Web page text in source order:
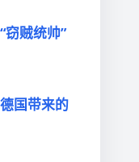
窃贼统帅”
国带来的